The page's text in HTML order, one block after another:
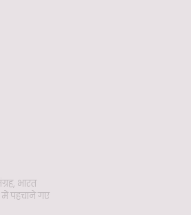
भारत
में पहचाने गए